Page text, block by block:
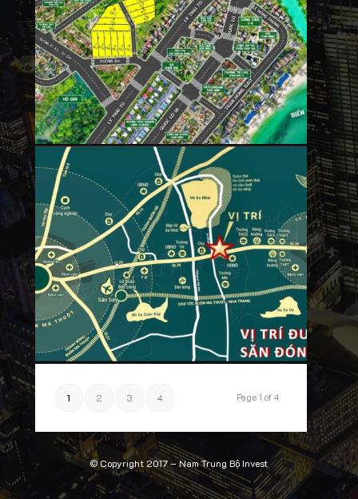
Page 1 of 4
1 2 3 4
© Copyright 2017 –Nam Trung Bộ Invest